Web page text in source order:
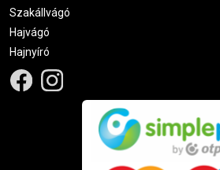
Szakállvágó
Hajvágó
Hajnyíró